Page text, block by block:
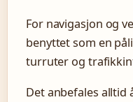
For navigasjon og
benyttet som en
turruter og
Det anbefales alltid